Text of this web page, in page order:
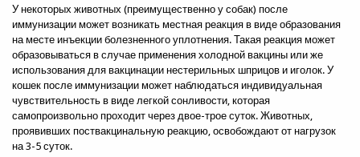
У некоторых животных (преимущественно у собак) после
иммунизации может возникать местная реакция в виде образования
на месте инъекции болезненного уплотнения. Такая реакция может
образовываться в случае применения холодной вакцины или же
использования для вакцинации нестерильных шприцов и иголок. У
кошек после иммунизации может наблюдаться индивидуальная
чувствительность в виде легкой сонливости, которая
самопроизвольно проходит через двое-трое суток. Животных,
проявивших поствакцинальную реакцию, освобождают от нагрузок
на 3-5 суток.
Улица
Город
Индекс